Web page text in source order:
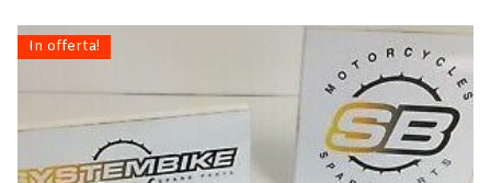
In offerta!